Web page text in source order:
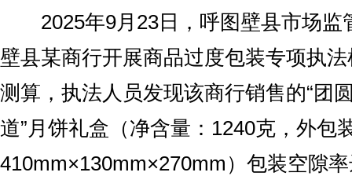
2025年9月23日，呼图壁县市场监
壁县某商行开展商品过度包装专项执
测算，执法人员发现该商行销售的“团
道”月饼礼盒（净含量：1240克，外包
410mm×130mm×270mm）包装空隙